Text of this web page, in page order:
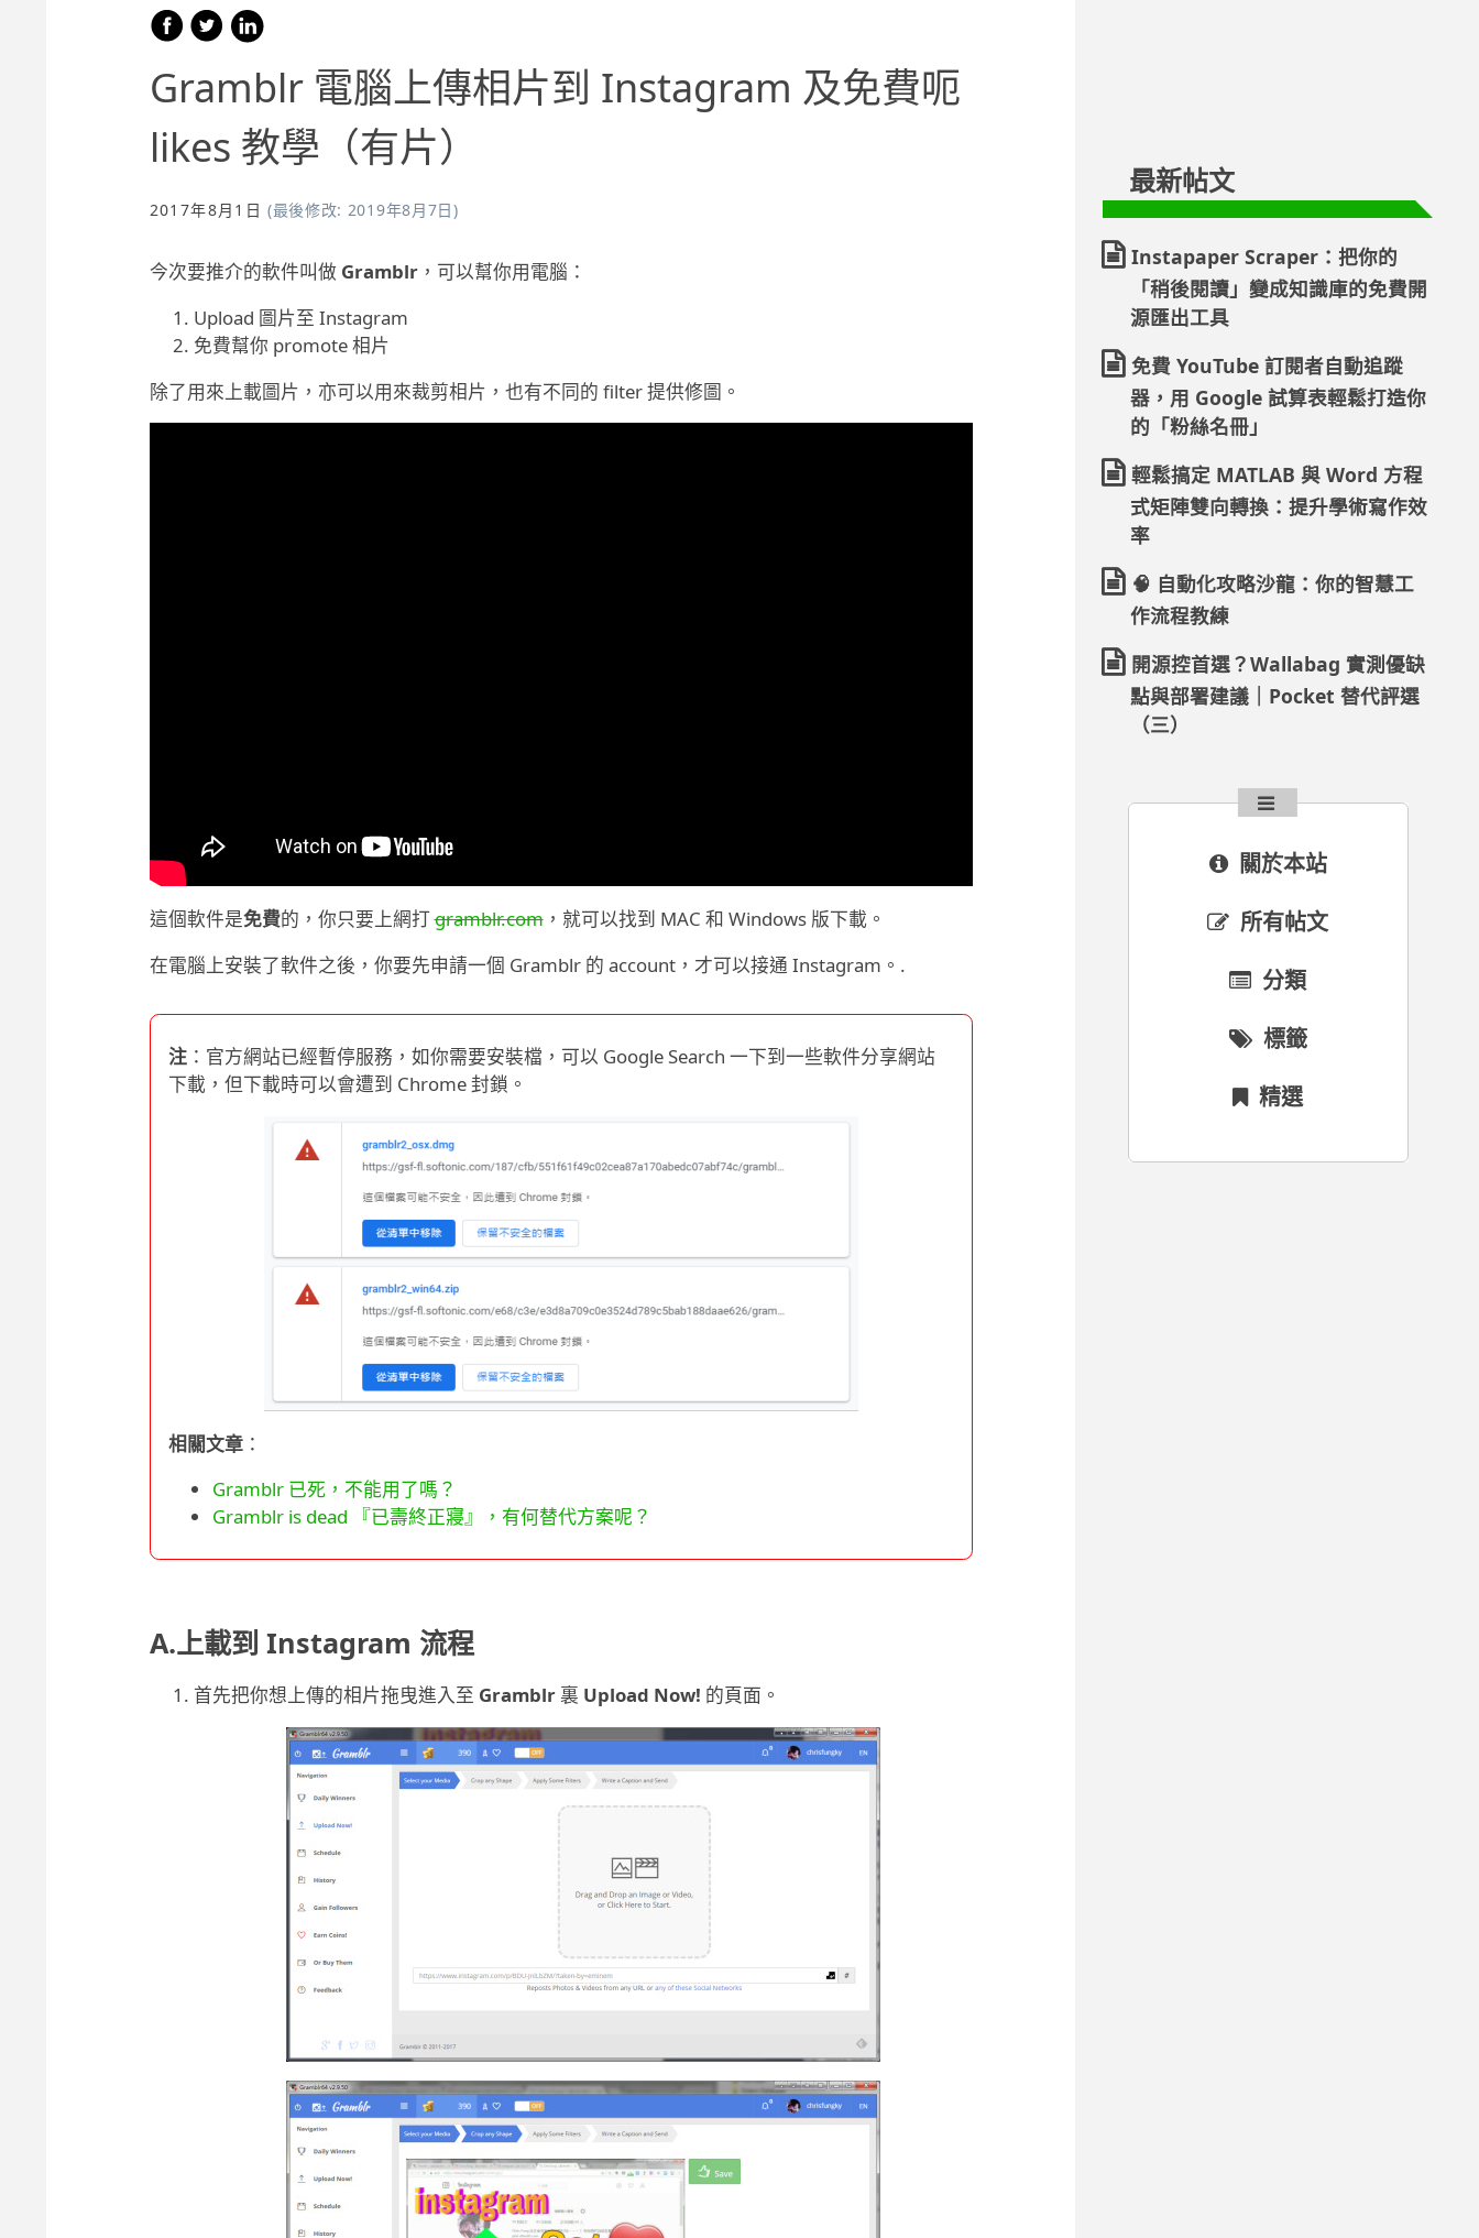
Gramblr 電腦上傳相片到 Instagram 及免費呃
likes 教學（有片）
2017年8月1日 最後修改: 2019年8月7日
今次要推介的軟件叫做 Gramblr，可以幫你用電腦：
Upload 圖片至 Instagram
免費幫你 promote 相片
除了用來上載圖片，亦可以用來裁剪相片，也有不同的 filter 提供修圖。
這個軟件是免費的，你只要上網打gramblr.com，就可以找到 MAC 和 Windows 版下載。
在電腦上安裝了軟件之後，你要先申請一個 Gramblr 的 account，才可以接通 Instagram。.
注 ：官方網站已經暫停服務，如你需要安裝檔，可以 Google Search 一下到一些軟件分享網站
下載，但下載時可以會遭到 Chrome 封鎖。
相關文章 ：
Gramblr 已死，不能用了嗎？
Gramblr is dead 『已壽終正寢』，有何替代方案呢？
A.上載到 Instagram 流程
首先把你想上傳的相片拖曳進入至 Gramblr裏 Upload Now! 的頁面。
最新帖文
Instapaper Scraper：把你的
「稍後閱讀」變成知識庫的免費開
源匯出工具
免費 YouTube 訂閱者自動追蹤
器，用 Google 試算表輕鬆打造你
的「粉絲名冊」
輕鬆搞定 MATLAB 與 Word 方程
式矩陣雙向轉換：提升學術寫作效
率
🧠 自動化攻略沙龍：你的智慧工
作流程教練
開源控首選？Wallabag 實測優缺
點與部署建議｜Pocket 替代評選
（三）
關於本站
所有帖文
分類
標籤
精選